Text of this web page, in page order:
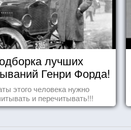
лучших
Генри Форда!
этого человека нужно
и перечитывать!!!